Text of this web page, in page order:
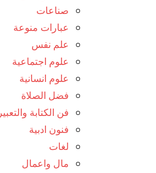
صناعات
عبارات منوعة
علم نفس
علوم اجتماعية
علوم انسانية
فضل الصلاة
فن الكتابة والتعبير
فنون ادبية
لغات
مال واعمال